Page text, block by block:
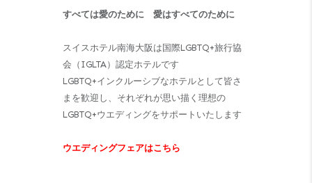
すべては愛のために 愛はすべてのために
スイスホテル南海大阪は国際LGBTQ+旅行協
会（IGLTA）認定ホテルです
LGBTQ+インクルーシブなホテルとして皆さ
まを歓迎し、それぞれが思い描く理想の
LGBTQ+ウエディングをサポートいたします
ウエディングフェアはこちら